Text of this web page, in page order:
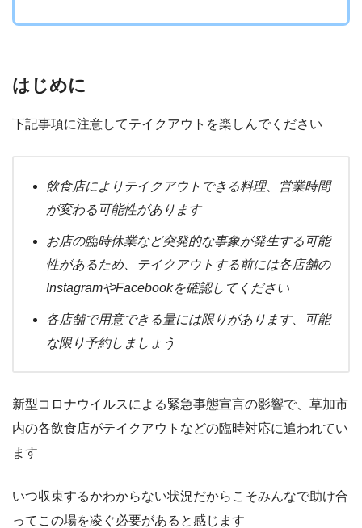
はじめに
下記事項に注意してテイクアウトを楽しんでください
飲食店によりテイクアウトできる料理、営業時間
が変わる可能性があります
お店の臨時休業など突発的な事象が発生する可能
性があるため、テイクアウトする前には各店舗の
InstagramやFacebookを確認してください
各店舗で用意できる量には限りがあります、可能
な限り予約しましょう
新型コロナウイルスによる緊急事態宣言の影響で、草加市
内の各飲食店がテイクアウトなどの臨時対応に追われてい
ます
いつ収束するかわからない状況だからこそみんなで助け合
ってこの場を凌ぐ必要があると感じます